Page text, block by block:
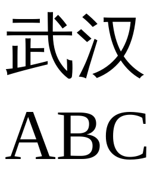
武汉
ABC